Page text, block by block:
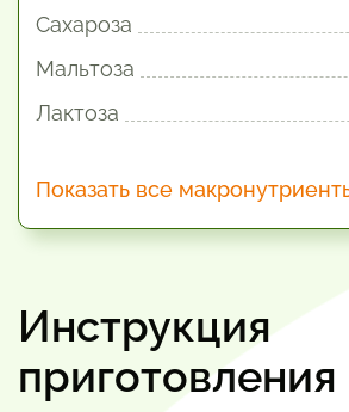
Сахароза
Мальтоза
Лактоза
Показать все
Инструкция
приготовления